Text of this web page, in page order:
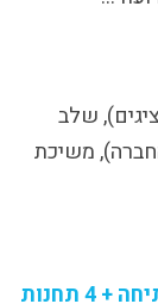
שלב
משיכת
מנחה מקצועי + 4 מפעילים + משימת פתיחה + 4 תחנות